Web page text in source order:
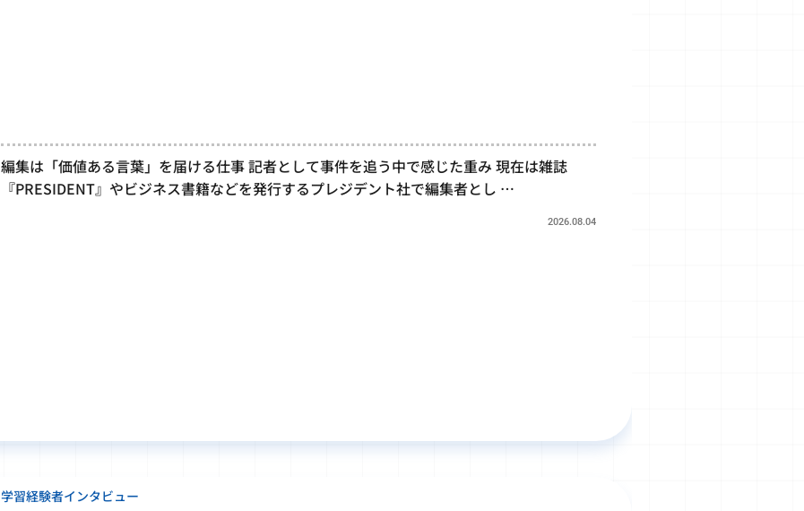
編集は「価値ある言葉」を届ける仕事 記者として事件を追う中で感じた重み 現在は雑誌
『PRESIDENT』やビジネス書籍などを発行するプレジデント社で編集者とし …
2026.08.04
学習経験者インタビュー